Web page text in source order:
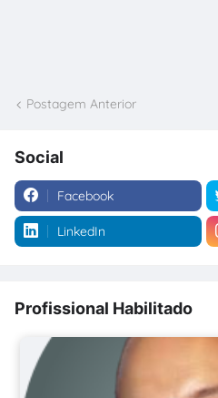
Postagem Anterior
Social
Facebook
LinkedIn
Profissional Habilitado